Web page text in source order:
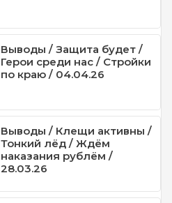
Выводы / Защита будет /
Герои среди нас / Стройки
по краю / 04.04.26
Выводы / Клещи активны /
Тонкий лёд / Ждём
наказания рублём /
28.03.26